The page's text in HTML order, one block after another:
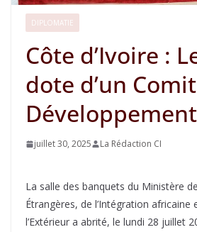
DIPLOMATIE
Côte d’Ivoire :
dote d’un
juillet 30, 2025 La Rédaction CI
La salle des banquets du Ministère
Étrangères, de l’Intégration africaine
l’Extérieur a abrité, le lundi 28 juillet